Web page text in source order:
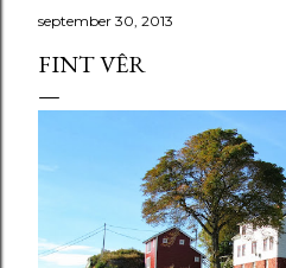
september 30, 2013
FINT VÊR